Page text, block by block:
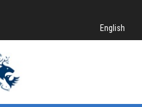
Sélectionnez
English